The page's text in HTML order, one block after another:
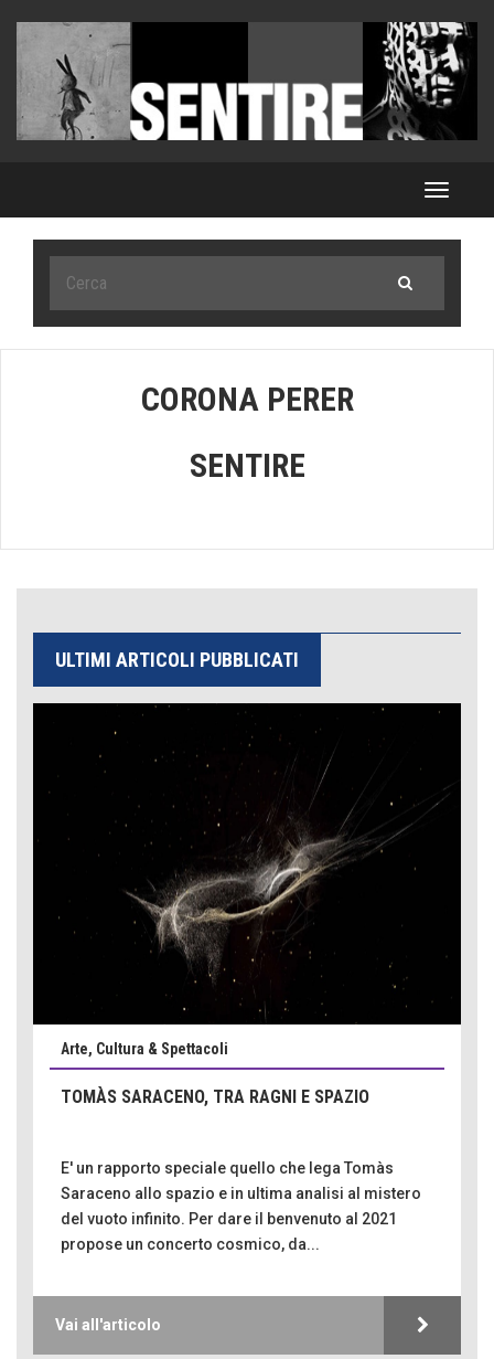
Toggle
CORONA PERER
SENTIRE
ULTIMI ARTICOLI PUBBLICATI
Arte, Cultura & Spettacoli
TOMÀS SARACENO, TRA RAGNI E SPAZIO
E' un rapporto speciale quello che lega Tomàs
Saraceno allo spazio e in ultima analisi al mistero
del vuoto infinito. Per dare il benvenuto al 2021
propose un concerto cosmico, da...
Vai all'articolo